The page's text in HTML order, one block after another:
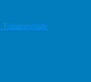
Trainingsbälle